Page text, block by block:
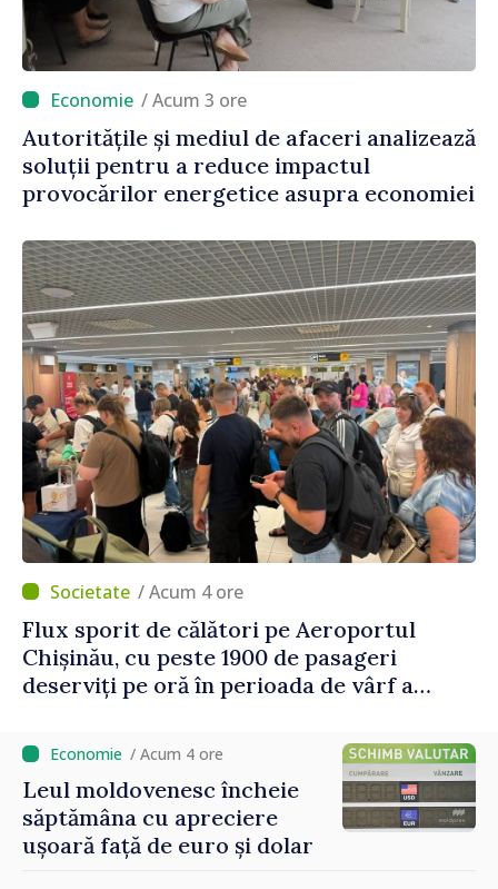
/ Acum 3 ore
Autoritățile și mediul de afaceri analizează
soluții pentru a reduce impactul
provocărilor energetice asupra economiei
/ Acum 4 ore
Flux sporit de călători pe Aeroportul
Chișinău, cu peste 1900 de pasageri
deserviți pe oră în perioada de vârf a
/ Acum 4 ore
Leul moldovenesc încheie
săptămâna cu apreciere
ușoară față de euro și dolar